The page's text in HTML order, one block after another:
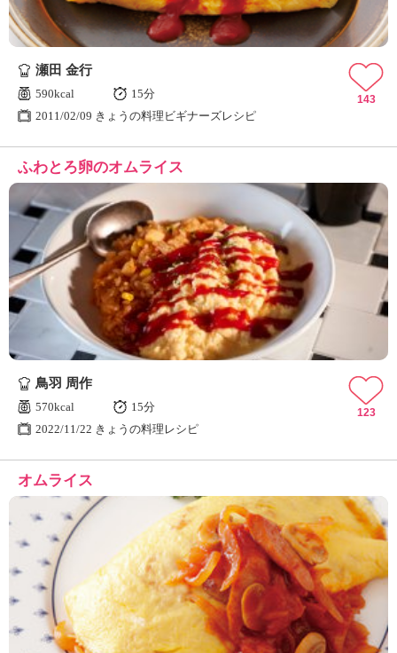
瀬田 金行
590kcal
15分
2011/02/09 きょうの料理ビギナーズレシピ
143
ふわとろ卵のオムライス
鳥羽 周作
570kcal
15分
2022/11/22 きょうの料理レシピ
123
オムライス